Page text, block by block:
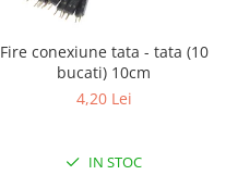
Fire conexiune tata - tata (10
bucati) 10cm
4,20 Lei
IN STOC